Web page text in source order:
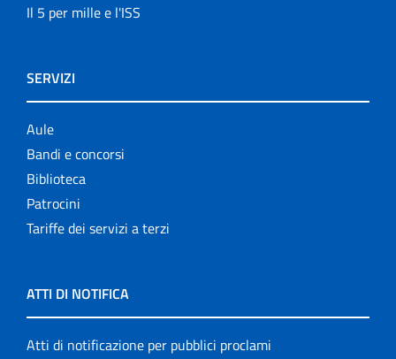
Il 5 per mille e l'ISS
SERVIZI
Aule
Bandi e concorsi
Biblioteca
Patrocini
Tariffe dei servizi a terzi
ATTI DI NOTIFICA
Atti di notificazione per pubblici proclami